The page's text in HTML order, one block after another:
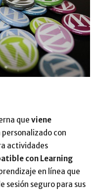
que viene
personalizado con
actividades
con Learning
en línea que
sesión seguro para sus